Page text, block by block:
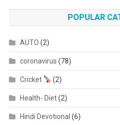
POPULAR
AUTO (2)
coronavirus (78)
Cricket (2)
Health- Diet(2)
Hindi Devotional (6)